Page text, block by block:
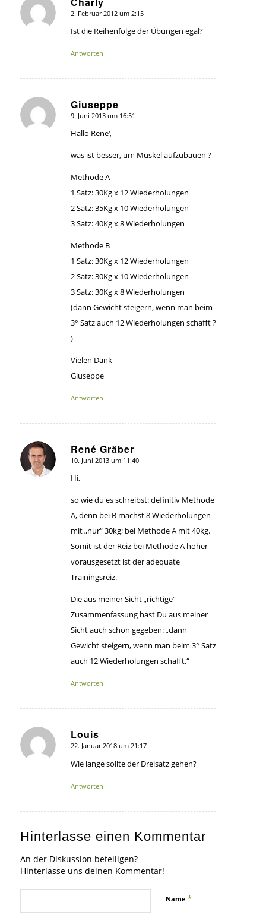
sagte:
2. Februar 2012 um 2:15
Ist die Reihenfolge der Übungen egal?
Antworten
Giuseppe
sagte:
9. Juni 2013 um 16:51
Hallo Rene‘,
was ist besser, um Muskel aufzubauen ?
Methode A
1 Satz: 30Kg x 12 Wiederholungen
2 Satz: 35Kg x 10 Wiederholungen
3 Satz: 40Kg x 8 Wiederholungen
Methode B
1 Satz: 30Kg x 12 Wiederholungen
2 Satz: 30Kg x 10 Wiederholungen
3 Satz: 30Kg x 8 Wiederholungen
(dann Gewicht steigern, wenn man beim
3° Satz auch 12 Wiederholungen schafft ?
)
Vielen Dank
Giuseppe
Antworten
René Gräber
sagte:
10. Juni 2013 um 11:40
Hi,
so wie du es schreibst: definitiv Methode
A, denn bei B machst 8 Wiederholungen
mit „nur“ 30kg; bei Methode A mit 40kg.
Somit ist der Reiz bei Methode A höher –
vorausgesetzt ist der adequate
Trainingsreiz.
Die aus meiner Sicht „richtige“
Zusammenfassung hast Du aus meiner
Sicht auch schon gegeben: „dann
Gewicht steigern, wenn man beim 3° Satz
auch 12 Wiederholungen schafft.“
Antworten
Louis
sagte:
22. Januar 2018 um 21:17
Wie lange sollte der Dreisatz gehen?
Antworten
Hinterlasse einen Kommentar
An der Diskussion beteiligen?
Hinterlasse uns deinen Kommentar!
Name *